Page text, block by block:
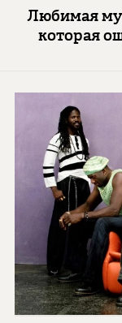
Любимая
которая